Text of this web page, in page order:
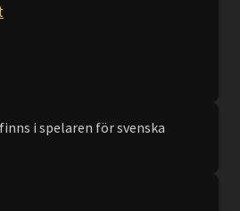
i spelaren för svenska